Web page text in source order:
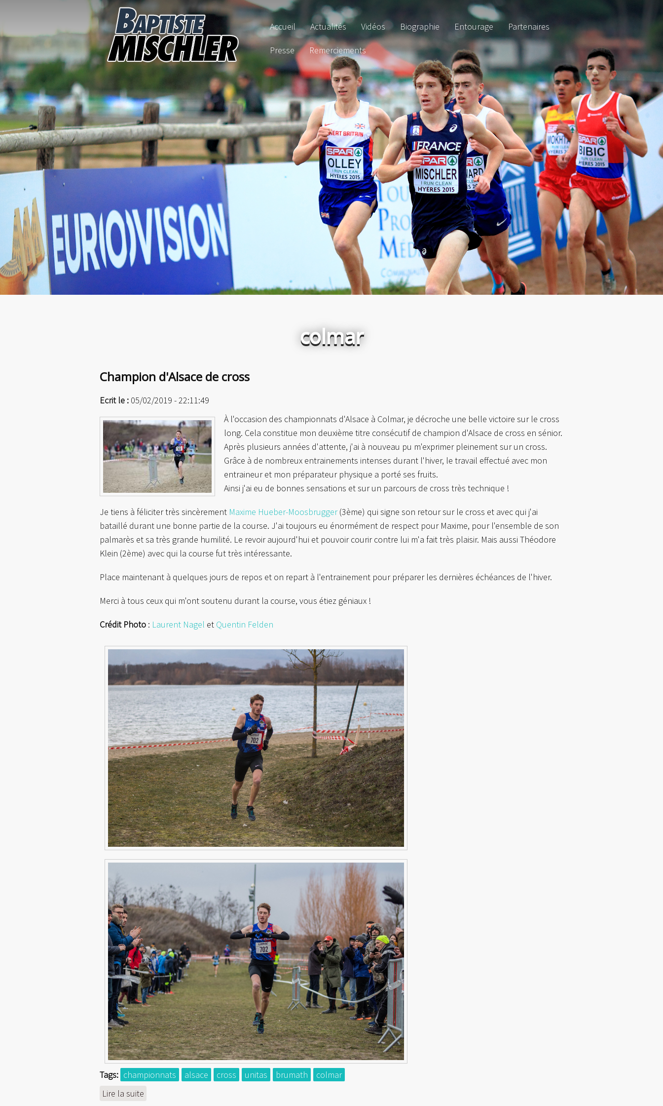
Accueil Actualités Vidéos Biographie Entourage Partenaires
Presse Remerciements
colmar
Champion d'Alsace de cross
Ecrit le : 05/02/2019 - 22:11:49
À l'occasion des championnats d'Alsace à Colmar, je décroche une belle victoire sur le cross
long. Cela constitue mon deuxième titre consécutif de champion d'Alsace de cross en sénior.
Après plusieurs années d'attente, j'ai à nouveau pu m'exprimer pleinement sur un cross.
Grâce à de nombreux entrainements intenses durant l'hiver, le travail effectué avec mon
entraineur et mon préparateur physique a porté ses fruits.
Ainsi j'ai eu de bonnes sensations et sur un parcours de cross très technique !
Je tiens à féliciter très sincèrement Maxime Hueber-Moosbrugger(3ème) qui signe son retour sur le cross et avec qui j'ai
bataillé durant une bonne partie de la course. J'ai toujours eu énormément de respect pour Maxime, pour l'ensemble de son
palmarès et sa très grande humilité. Le revoir aujourd'hui et pouvoir courir contre lui m'a fait très plaisir. Mais aussi Théodore
Klein (2ème) avec qui la course fut très intéressante.
Place maintenant à quelques jours de repos et on repart à l'entrainement pour préparer les dernières échéances de l'hiver.
Merci à tous ceux qui m'ont soutenu durant la course, vous étiez géniaux !
Crédit Photo : Laurent Nagel et Quentin Felden
Tags: championnats alsace cross unitas brumath
colmar
Lire la suite